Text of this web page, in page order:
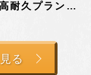
耐久プランで
る